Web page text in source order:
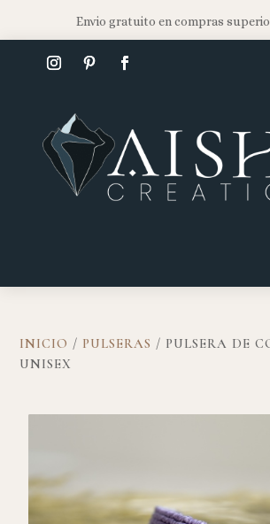
Envio gratuito en compras
INICIO / PULSERAS / PULSERA DE
UNISEX